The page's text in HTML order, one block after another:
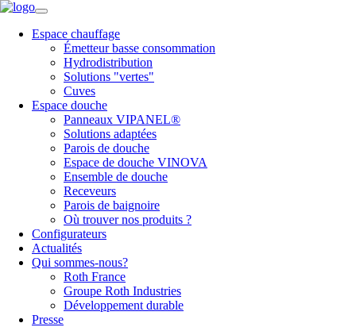
Espace chauffage
Émetteur basse consommation
Hydrodistribution
Solutions "vertes"
Cuves
Espace douche
Panneaux VIPANEL®
Solutions adaptées
Parois de douche
Espace de douche VINOVA
Ensemble de douche
Receveurs
Parois de baignoire
Où trouver nos produits ?
Configurateurs
Actualités
Qui sommes-nous?
Roth France
Groupe Roth Industries
Développement durable
Presse